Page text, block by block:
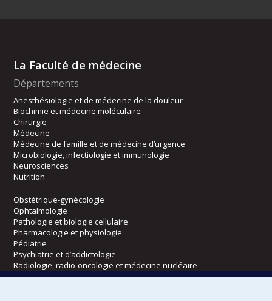
La Faculté de médecine
Départements
Anesthésiologie et de médecine de la douleur
Biochimie et médecine moléculaire
Chirurgie
Médecine
Médecine de famille et de médecine d’urgence
Microbiologie, infectiologie et immunologie
Neurosciences
Nutrition
Obstétrique-gynécologie
Ophtalmologie
Pathologie et biologie cellulaire
Pharmacologie et physiologie
Pédiatrie
Psychiatrie et d’addictologie
Radiologie, radio-oncologie et médecine nucléaire